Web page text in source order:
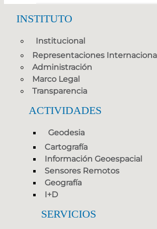
INSTITUTO
Institucional
Representaciones
Administración
Marco Legal
Transparencia
ACTIVIDADES
Geodesia
Cartografía
Información Geoespacial
Sensores Remotos
Geografía
I+D
SERVICIOS